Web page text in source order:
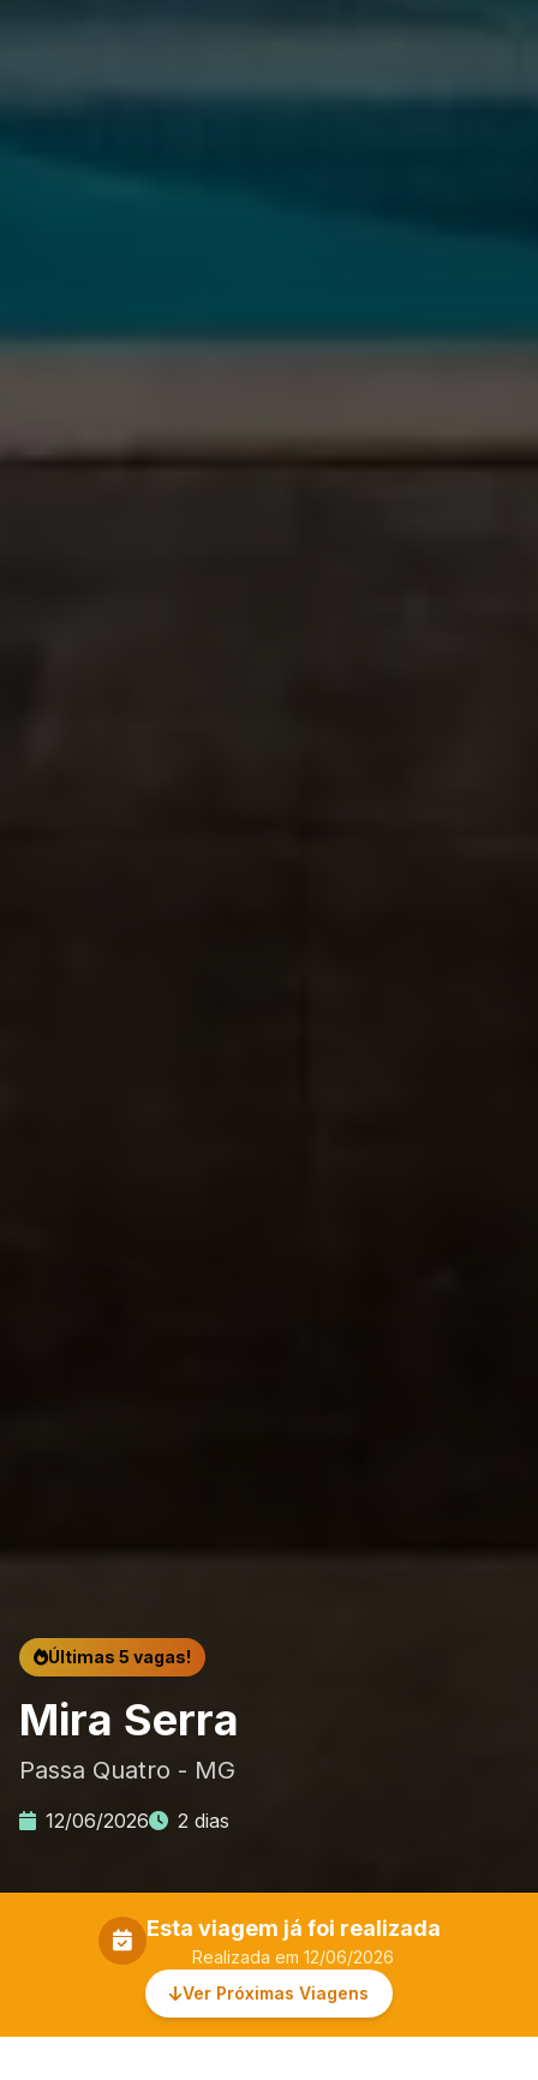
Últimas 5 vagas!
Mira Serra
Passa Quatro - MG
12/06/2026 2 dias
Esta viagem já foi realizada
Realizada em 12/06/2026
Ver Próximas Viagens